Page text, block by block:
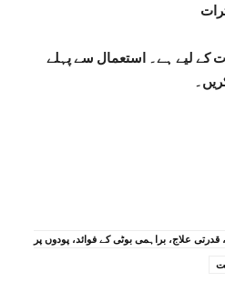
کے لیے ہے۔ استعمال سے پہلے
علاج، براہمی بوٹی کے فوائد، پودوں پر